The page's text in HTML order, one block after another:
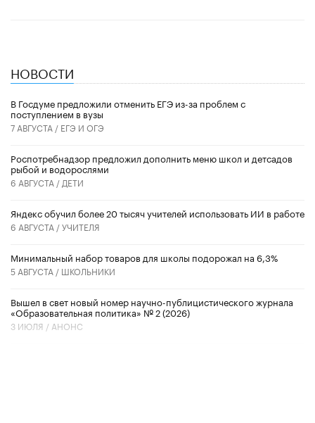
НОВОСТИ
В Госдуме предложили отменить ЕГЭ из-за проблем с
поступлением в вузы
7 АВГУСТА / ЕГЭ И ОГЭ
Роспотребнадзор предложил дополнить меню школ и детсадов
рыбой и водорослями
6 АВГУСТА / ДЕТИ
​Яндекс обучил более 20 тысяч учителей использовать ИИ в работе
6 АВГУСТА /УЧИТЕЛЯ
Минимальный набор товаров для школы подорожал на 6,3%
5 АВГУСТА / ШКОЛЬНИКИ
Вышел в свет новый номер научно-публицистического журнала
«Образовательная политика» № 2 (2026)
3 ИЮЛЯ / АНОНС